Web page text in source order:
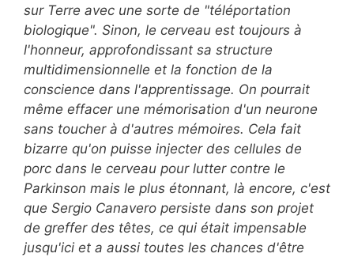
sur Terre avec une sorte de "téléportation
biologique". Sinon, le cerveau est toujours à
l'honneur, approfondissant sa structure
multidimensionnelle et la fonction de la
conscience dans l'apprentissage. On pourrait
même effacer une mémorisation d'un neurone
sans toucher à d'autres mémoires. Cela fait
bizarre qu'on puisse injecter des cellules de
porc dans le cerveau pour lutter contre le
Parkinson mais le plus étonnant, là encore, c'est
que Sergio Canavero persiste dans son projet
de greffer des têtes, ce qui était impensable
jusqu'ici et a aussi toutes les chances d'être